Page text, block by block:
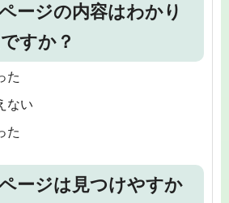
ージの内容はわかり
すか？
た
ない
た
ージは見つけやすか